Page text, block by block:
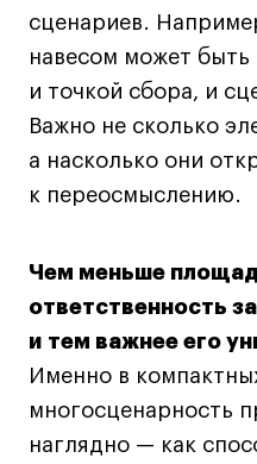
сценариев.
навесом может
и точкой сбора, и
Важно не сколько
а насколько они
к переосмыслению.
Чем меньше
ответственность
и тем важнее его
Именно в
многосценарность
наглядно — как